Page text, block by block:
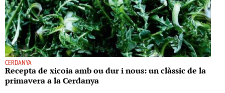
CERDANYA
Recepta de xicoia amb ou dur i nous: un clàssic de la
primavera a la Cerdanya